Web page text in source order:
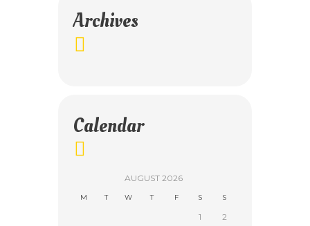
Archives
Calendar
AUGUST 2026
M T W T F S S
1 2